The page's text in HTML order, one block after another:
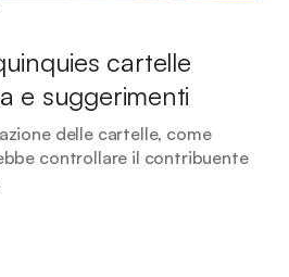
cartelle
e suggerimenti
delle cartelle, come
controllare il contribuente